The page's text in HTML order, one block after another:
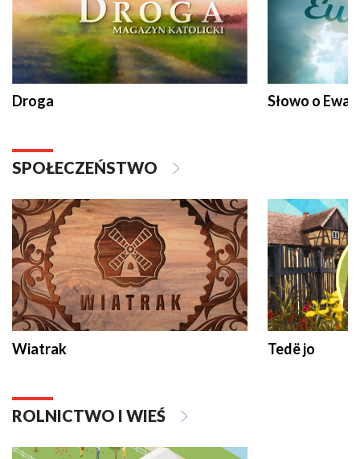
Droga Słowo o
SPOŁECZEŃSTWO
Wiatrak Tedë jo
ROLNICTWO I WIEŚ